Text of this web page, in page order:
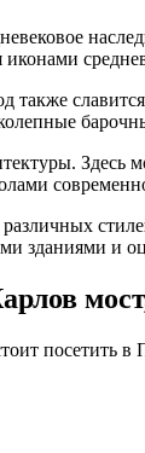
также
зданиями